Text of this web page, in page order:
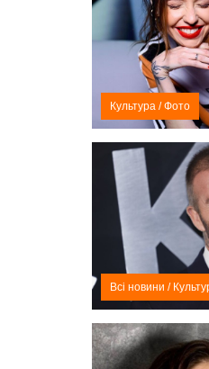
Культура /Фото
Всі новини /